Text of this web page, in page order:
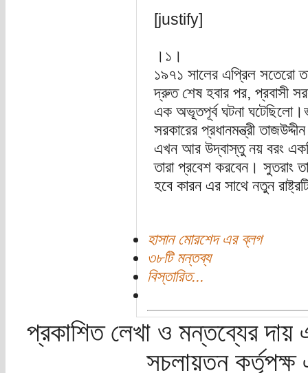
[justify]
।১।
১৯৭১ সালের এপ্রিল সতেরো
দ্রুত শেষ হবার পর, প্রবাসী
এক অভূতপূর্ব ঘটনা
সরকারের প্রধানমন্ত্রী
এখন আর উদ্বাস্তু নয় বরং একটি
তারা প্রবেশ করবেন। সুতরাং
হবে কারন এর সাথে নতুন
হাসান মোরশেদ এর ব্লগ
৩৮টি মন্তব্য
বিস্তারিত...
প্রকাশিত লেখা ও মন্তব্যের দায়
সচলায়তন